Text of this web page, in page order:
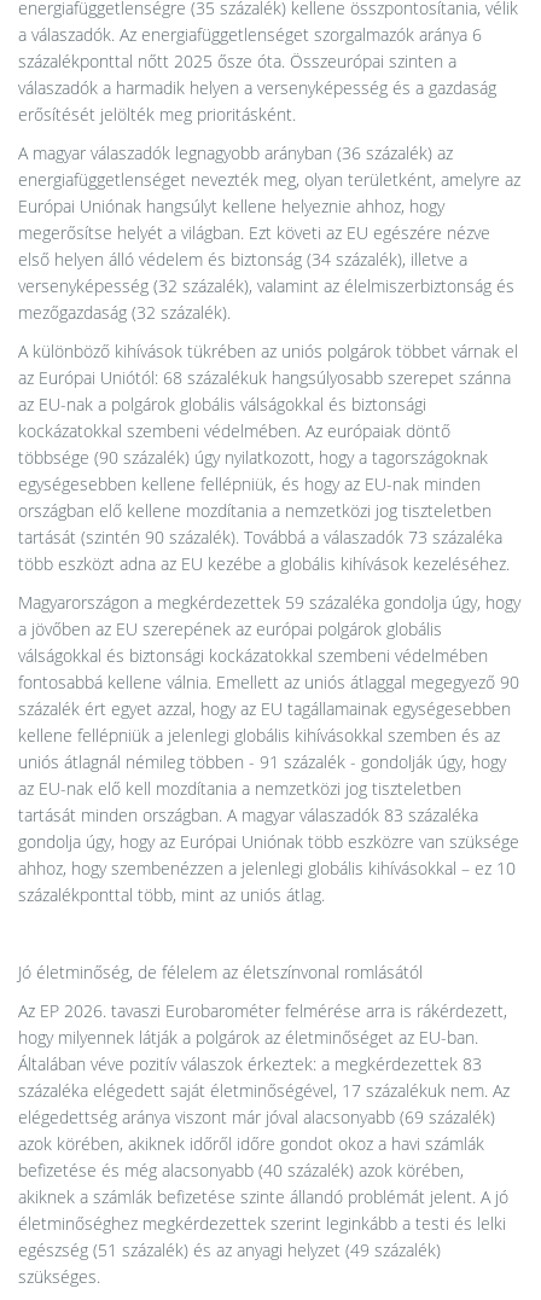
energiafüggetlenségre (35 százalék) kellene összpontosítania, vélik
a válaszadók. Az energiafüggetlenséget szorgalmazók aránya 6
százalékponttal nőtt 2025 ősze óta. Összeurópai szinten a
válaszadók a harmadik helyen a versenyképesség és a gazdaság
erősítését jelölték meg prioritásként.
A magyar válaszadók legnagyobb arányban (36 százalék) az
energiafüggetlenséget nevezték meg, olyan területként, amelyre az
Európai Uniónak hangsúlyt kellene helyeznie ahhoz, hogy
megerősítse helyét a világban. Ezt követi az EU egészére nézve
első helyen álló védelem és biztonság (34 százalék), illetve a
versenyképesség (32 százalék), valamint az élelmiszerbiztonság és
mezőgazdaság (32 százalék).
A különböző kihívások tükrében az uniós polgárok többet várnak el
az Európai Uniótól: 68 százalékuk hangsúlyosabb szerepet szánna
az EU-nak a polgárok globális válságokkal és biztonsági
kockázatokkal szembeni védelmében. Az európaiak döntő
többsége (90 százalék) úgy nyilatkozott, hogy a tagországoknak
egységesebben kellene fellépniük, és hogy az EU-nak minden
országban elő kellene mozdítania a nemzetközi jog tiszteletben
tartását (szintén 90 százalék). Továbbá a válaszadók 73 százaléka
több eszközt adna az EU kezébe a globális kihívások kezeléséhez.
Magyarországon a megkérdezettek 59 százaléka gondolja úgy, hogy
a jövőben az EU szerepének az európai polgárok globális
válságokkal és biztonsági kockázatokkal szembeni védelmében
fontosabbá kellene válnia. Emellett az uniós átlaggal megegyező 90
százalék ért egyet azzal, hogy az EU tagállamainak egységesebben
kellene fellépniük a jelenlegi globális kihívásokkal szemben és az
uniós átlagnál némileg többen - 91 százalék - gondolják úgy, hogy
az EU-nak elő kell mozdítania a nemzetközi jog tiszteletben
tartását minden országban. A magyar válaszadók 83 százaléka
gondolja úgy, hogy az Európai Uniónak több eszközre van szüksége
ahhoz, hogy szembenézzen a jelenlegi globális kihívásokkal – ez 10
százalékponttal több, mint az uniós átlag.
Jó életminőség, de félelem az életszínvonal romlásától
Az EP 2026. tavaszi Eurobarométer felmérése arra is rákérdezett,
hogy milyennek látják a polgárok az életminőséget az EU-ban.
Általában véve pozitív válaszok érkeztek: a megkérdezettek 83
százaléka elégedett saját életminőségével, 17 százalékuk nem. Az
elégedettség aránya viszont már jóval alacsonyabb (69 százalék)
azok körében, akiknek időről időre gondot okoz a havi számlák
befizetése és még alacsonyabb (40 százalék) azok körében,
akiknek a számlák befizetése szinte állandó problémát jelent. A jó
életminőséghez megkérdezettek szerint leginkább a testi és lelki
egészség (51 százalék) és az anyagi helyzet (49 százalék)
szükséges.